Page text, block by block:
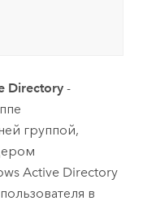
Directory -
группой,
Active Directory
в